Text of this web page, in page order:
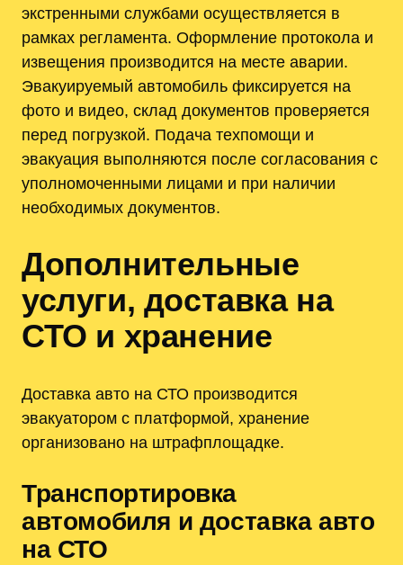
экстренными службами осуществляется в
рамках регламента. Оформление протокола и
извещения производится на месте аварии.
Эвакуируемый автомобиль фиксируется на
фото и видео, склад документов проверяется
перед погрузкой. Подача техпомощи и
эвакуация выполняются после согласования с
уполномоченными лицами и при наличии
необходимых документов.
Дополнительные
услуги, доставка на
СТО и хранение
Доставка авто на СТО производится
эвакуатором с платформой, хранение
организовано на штрафплощадке.
Транспортировка
автомобиля и доставка авто
на СТО